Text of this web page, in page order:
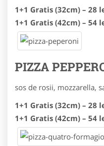
1+1 Gratis (32cm) – 28
1+1 Gratis (42cm) – 54
PIZZA
sos de rosii, mozzarella,
1+1 Gratis (32cm) – 28
1+1 Gratis (42cm) – 54